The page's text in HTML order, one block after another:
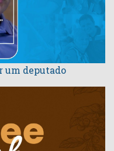
um deputado